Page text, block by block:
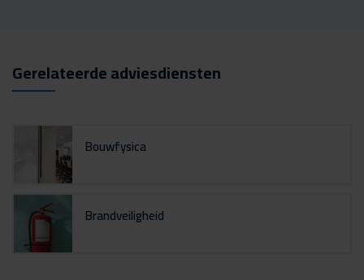
Gerelateerde adviesdiensten
Bouwfysica
Brandveiligheid